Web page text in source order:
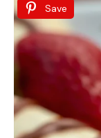
Save